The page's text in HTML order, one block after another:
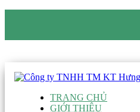
TRANG CHỦ
GIỚI THIỆU